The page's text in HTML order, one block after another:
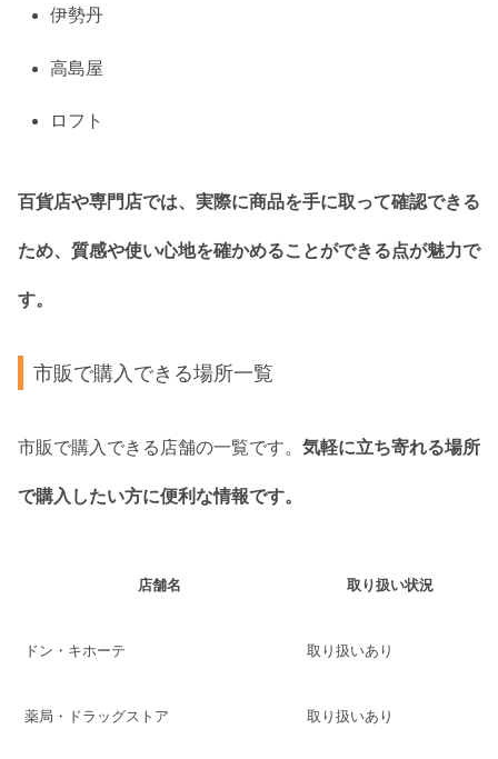
伊勢丹
高島屋
ロフト
百貨店や専門店では、実際に商品を手に取って確認できる
ため、質感や使い心地を確かめることができる点が魅力で
す。
市販で購入できる場所一覧
市販で購入できる店舗の一覧です。 気軽に立ち寄れる場所
で購入したい方に便利な情報です。
店舗名 取り扱い状況
ドン・キホーテ 取り扱いあり
薬局・ドラッグストア 取り扱いあり